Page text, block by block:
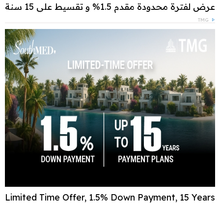
عرض لفترة محدودة مقدم 1.5% و تقسيط علي 15 سنة
TMG
Limited Time Offer, 1.5% Down Payment, 15 Years